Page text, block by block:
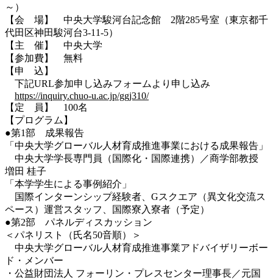
～）
【会 場】 中央大学駿河台記念館 2階285号室（東京都千
代田区神田駿河台3-11-5）
【主 催】 中央大学
【参加費】 無料
【申 込】
下記URL参加申し込みフォームより申し込み
https://inquiry.chuo-u.ac.jp/ggj310/
【定 員】 100名
【プログラム】
●第1部 成果報告
「中央大学グローバル人材育成推進事業における成果報告」
中央大学学長専門員（国際化・国際連携）／商学部教授
増田 桂子
「本学学生による事例紹介」
国際インターンシップ経験者、Gスクエア（異文化交流ス
ペース）運営スタッフ、国際寮入寮者（予定）
●第2部 パネルディスカッション
＜パネリスト（氏名50音順）＞
中央大学グローバル人材育成推進事業アドバイザリーボー
ド・メンバー
・公益財団法人 フォーリン・プレスセンター理事長／元国